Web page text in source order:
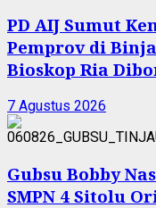
PD AIJ Sumut
Pemprov di
Bioskop Ria
7 Agustus 2026
Gubsu Bobby
SMPN 4 Sitolu